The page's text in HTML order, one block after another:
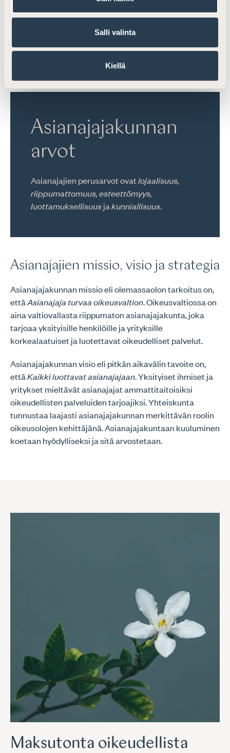
Salli valinta
Kiellä
säännöllisesti kuultaviksi eduskunnan valiokuntiin.
lainsäädäntöhankkeita erityisesti oikeusturvan
toteutumisen kannalta yksilöiden ja yhteisöjen
näkökulmasta sekä puolustaa perusoikeuksia.
Asianajajakunnan
arvot
Asianajajien perusarvot ovatlojaalisuus,
riippumattomuus, esteettömyys,
luottamuksellisuusjakunniallisuus.
Asianajajien missio, visio ja strategia
Asianajajakunnan missio eli olemassaolon tarkoitus on,
ettäAsianajaja turvaa oikeusvaltion. Oikeusvaltiossa on
aina valtiovallasta riippumaton asianajajakunta, joka
tarjoaa yksityisille henkilöille ja yrityksille
korkealaatuiset ja luotettavat oikeudelliset palvelut.
Asianajajakunnan visio eli pitkän aikavälin tavoite on,
ettäKaikki luottavat asianajajaan. Yksityiset ihmiset ja
yritykset mieltävät asianajajat ammattitaitoisiksi
oikeudellisten palveluiden tarjoajiksi. Yhteiskunta
tunnustaa laajasti asianajajakunnan merkittävän roolin
oikeusolojen kehittäjänä. Asianajajakuntaan kuuluminen
koetaan hyödylliseksi ja sitä arvostetaan.
Maksutonta oikeudellista